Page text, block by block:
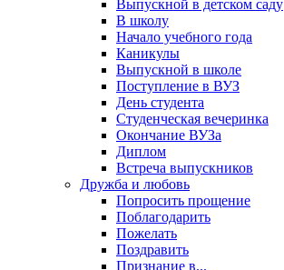
Выпускной в детском саду
В школу
Начало учебного года
Каникулы
Выпускной в школе
Поступление в ВУЗ
День студента
Студенческая вечеринка
Окончание ВУЗа
Диплом
Встреча выпускников
Дружба и любовь
Попросить прощение
Поблагодарить
Пожелать
Поздравить
Признание в...